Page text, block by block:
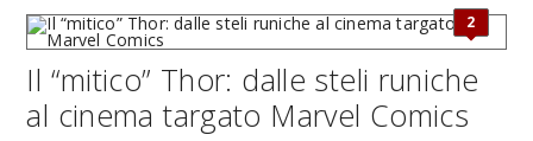
2
Il “mitico” Thor: dalle steli runiche
al cinema targato Marvel Comics